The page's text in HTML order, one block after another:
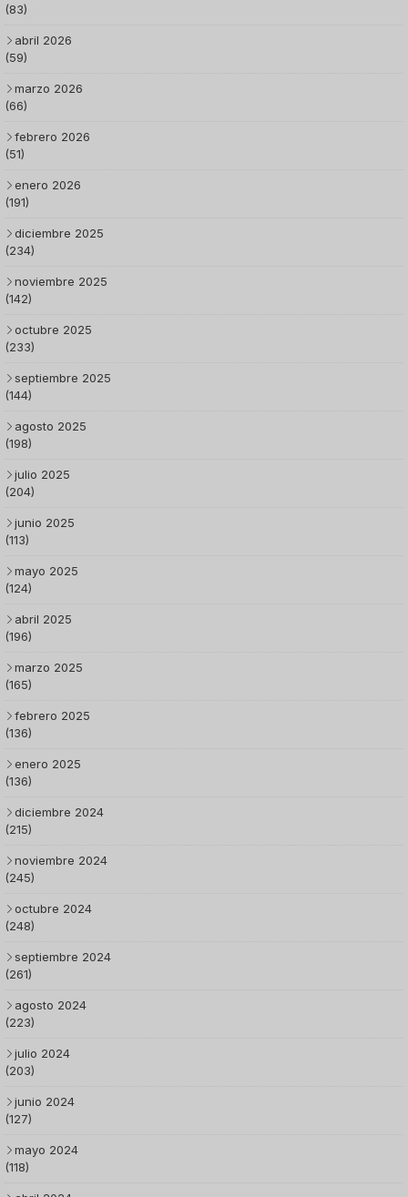
(83)
abril 2026
(59)
marzo 2026
(66)
febrero 2026
(51)
enero 2026
(191)
diciembre 2025
(234)
noviembre 2025
(142)
octubre 2025
(233)
septiembre 2025
(144)
agosto 2025
(198)
julio 2025
(204)
junio 2025
(113)
mayo 2025
(124)
abril 2025
(196)
marzo 2025
(165)
febrero 2025
(136)
enero 2025
(136)
diciembre 2024
(215)
noviembre 2024
(245)
octubre 2024
(248)
septiembre 2024
(261)
agosto 2024
(223)
julio 2024
(203)
junio 2024
(127)
mayo 2024
(118)